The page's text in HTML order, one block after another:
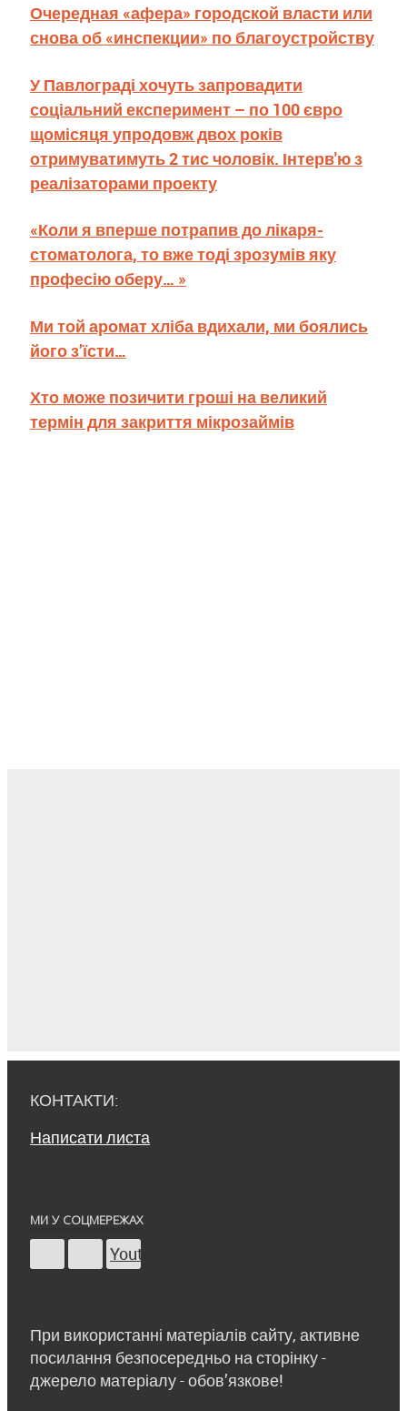
Очередная «афера» городской власти или
снова об «инспекции» по благоустройству
У Павлограді хочуть запровадити
соціальний експеримент – по 100 євро
щомісяця упродовж двох років
отримуватимуть 2 тис чоловік. Інтерв'ю з
реалізаторами проекту
«Коли я вперше потрапив до лікаря-
стоматолога, то вже тоді зрозумів яку
професію оберу… »
Ми той аромат хліба вдихали, ми боялись
його з’їсти…
Хто може позичити гроші на великий
термін для закриття мікрозаймів
КОНТАКТИ:
Написати листа
МИ У СОЦМЕРЕЖАХ
Youtube
При використанні матеріалів сайту, активне
посилання безпосередньо на сторінку -
джерело матеріалу - обов’язкове!